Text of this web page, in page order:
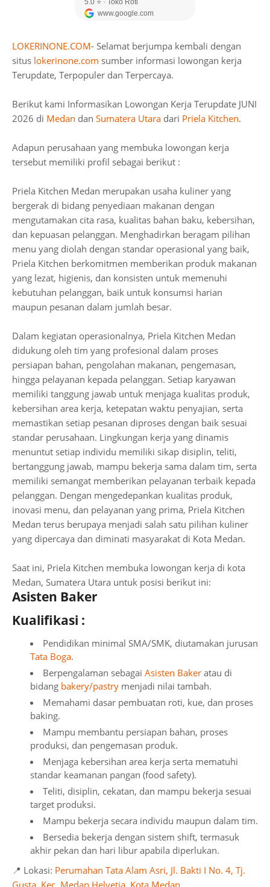
LOKERINONE.COM- Selamat berjumpa kembali dengan
situs lokerinone.com sumber informasi lowongan kerja
Terupdate, Terpopuler dan Terpercaya.
Berikut kami Informasikan Lowongan Kerja Terupdate JUNI
2026 di Medan dan Sumatera Utara dari Priela Kitchen.
Adapun perusahaan yang membuka lowongan kerja
tersebut memiliki profil sebagai berikut :
Priela Kitchen Medan merupakan usaha kuliner yang
bergerak di bidang penyediaan makanan dengan
mengutamakan cita rasa, kualitas bahan baku, kebersihan,
dan kepuasan pelanggan. Menghadirkan beragam pilihan
menu yang diolah dengan standar operasional yang baik,
Priela Kitchen berkomitmen memberikan produk makanan
yang lezat, higienis, dan konsisten untuk memenuhi
kebutuhan pelanggan, baik untuk konsumsi harian
maupun pesanan dalam jumlah besar.
Dalam kegiatan operasionalnya, Priela Kitchen Medan
didukung oleh tim yang profesional dalam proses
persiapan bahan, pengolahan makanan, pengemasan,
hingga pelayanan kepada pelanggan. Setiap karyawan
memiliki tanggung jawab untuk menjaga kualitas produk,
kebersihan area kerja, ketepatan waktu penyajian, serta
memastikan setiap pesanan diproses dengan baik sesuai
standar perusahaan. Lingkungan kerja yang dinamis
menuntut setiap individu memiliki sikap disiplin, teliti,
bertanggung jawab, mampu bekerja sama dalam tim, serta
memiliki semangat memberikan pelayanan terbaik kepada
pelanggan. Dengan mengedepankan kualitas produk,
inovasi menu, dan pelayanan yang prima, Priela Kitchen
Medan terus berupaya menjadi salah satu pilihan kuliner
yang dipercaya dan diminati masyarakat di Kota Medan.
Saat ini, Priela Kitchen membuka lowongan kerja di kota
Medan, Sumatera Utara untuk posisi berikut ini:
Asisten Baker
Kualifikasi :
Pendidikan minimal SMA/SMK, diutamakan jurusan
Tata Boga.
Berpengalaman sebagai Asisten Baker atau di
bidang bakery/pastry menjadi nilai tambah.
Memahami dasar pembuatan roti, kue, dan proses
baking.
Mampu membantu persiapan bahan, proses
produksi, dan pengemasan produk.
Menjaga kebersihan area kerja serta mematuhi
standar keamanan pangan (food safety).
Teliti, disiplin, cekatan, dan mampu bekerja sesuai
target produksi.
Mampu bekerja secara individu maupun dalam tim.
Bersedia bekerja dengan sistem shift, termasuk
akhir pekan dan hari libur apabila diperlukan.
📍 Lokasi: Perumahan Tata Alam Asri, Jl. Bakti I No. 4, Tj.
Gusta, Kec. Medan Helvetia, Kota Medan